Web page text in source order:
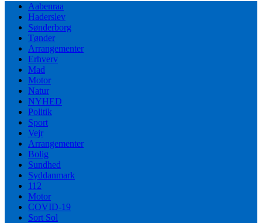
Aabenraa
Haderslev
Sønderborg
Tønder
Arrangementer
Erhverv
Mad
Motor
Natur
NYHED
Politik
Sport
Vejr
Arrangementer
Bolig
Sundhed
Syddanmark
112
Motor
COVID-19
Sort Sol